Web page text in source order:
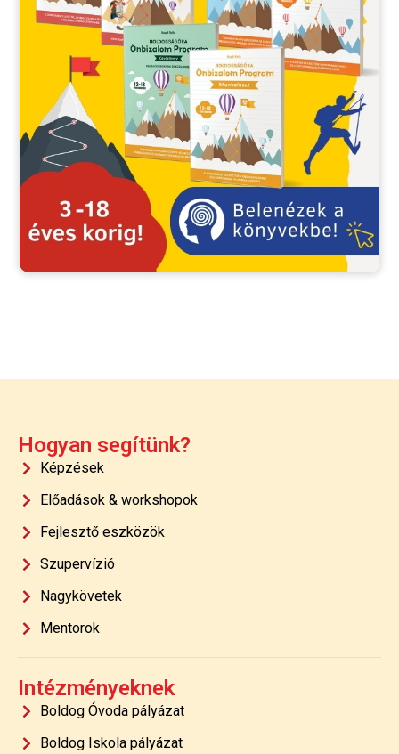
Hogyan segítünk?
Képzések
Előadások & workshopok
Fejlesztő eszközök
Szupervízió
Nagykövetek
Mentorok
Intézményeknek
Boldog Óvoda pályázat
Boldog Iskola pályázat